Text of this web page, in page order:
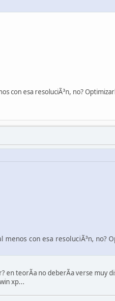
con esa resoluciÃ³n, no?
menos con esa resoluciÃ³n,
en teorÃ­a no deberÃ­a verse muy
xp...